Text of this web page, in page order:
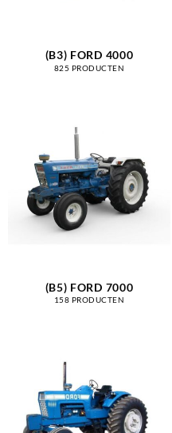
(B3) FORD 4000
825 PRODUCTEN
(B5) FORD 7000
158 PRODUCTEN